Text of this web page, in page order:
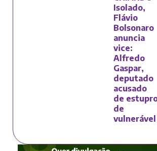
Isolado,
Flávio
Bolsonaro
anuncia
vice:
Alfredo
Gaspar,
deputado
acusado
de
de
vulnerável